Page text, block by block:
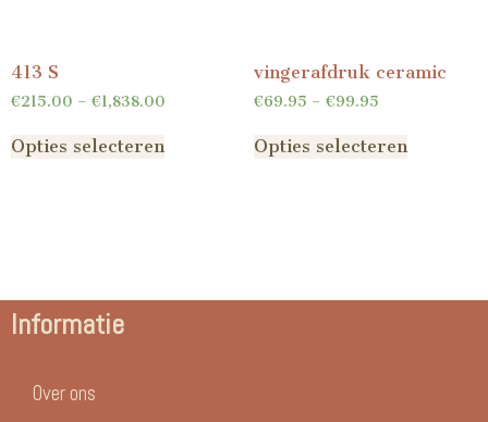
413 S
€215.00 – €1,838.00
Opties selecteren
vingerafdruk ceramic
€69.95 – €99.95
Opties selecteren
Informatie
Over ons